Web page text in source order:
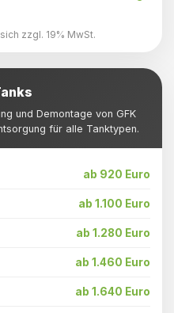
zzgl. 19% MwSt.
und Demontage von GFK
für alle Tanktypen.
ab 920 Euro
ab 1.100 Euro
ab 1.280 Euro
ab 1.460 Euro
ab 1.640 Euro